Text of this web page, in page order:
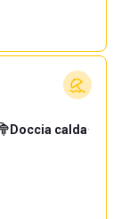
Doccia calda·